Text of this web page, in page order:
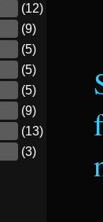
(12)
(9)
(5)
(5)
(5)
(9)
(13)
(3)